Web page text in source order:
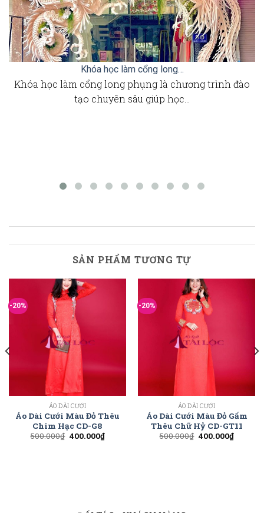
Khóa học làm cổng long…
Khóa học làm cổng long phụng là chương trình đào
tạo chuyên sâu giúp học…
SẢN PHẨM TƯƠNG TỰ
-20%
ÁO DÀI CƯỚI
Áo Dài Cưới Màu Đỏ Thêu
Chim Hạc CD-G8
500.000₫ 400.000₫
-20%
ÁO DÀI CƯỚI
Áo Dài Cưới Màu Đỏ Gấm
Thêu Chữ Hỷ CD-GT11
500.000₫ 400.000₫